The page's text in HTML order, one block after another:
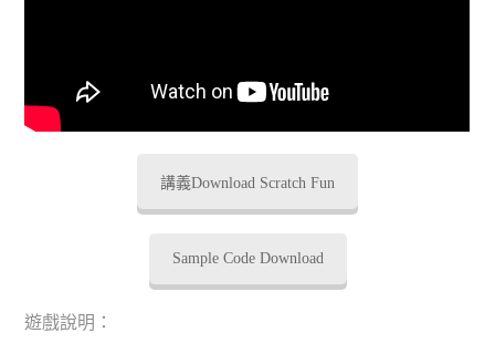
講義Download Scratch Fun
Sample Code Download
遊戲說明：